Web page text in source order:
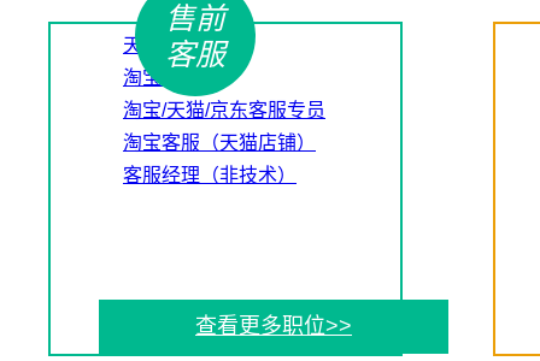
售前
客服
天猫客服
淘宝客服
淘宝/天猫/京东客服专员
淘宝客服（天猫店铺）
客服经理（非技术）
查看更多职位>>